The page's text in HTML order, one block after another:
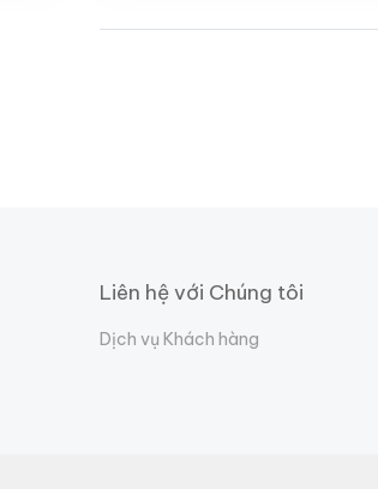
Liên hệ với Chúng tôi
Dịch vụ Khách hàng